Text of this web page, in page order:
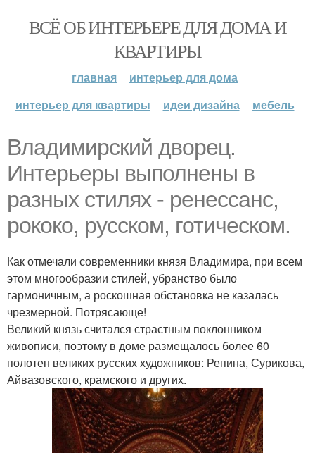
ВСЁ ОБ ИНТЕРЬЕРЕ ДЛЯ ДОМА И
КВАРТИРЫ
главная
интерьер для дома
интерьер для квартиры
идеи дизайна мебель
Владимирский дворец.
Интерьеры выполнены в
разных стилях - ренессанс,
рококо, русском, готическом.
Как отмечали современники князя Владимира, при всем
этом многообразии стилей, убранство было
гармоничным, а роскошная обстановка не казалась
чрезмерной. Потрясающе!
Великий князь считался страстным поклонником
живописи, поэтому в доме размещалось более 60
полотен великих русских художников: Репина, Сурикова,
Айвазовского, крамского и других.